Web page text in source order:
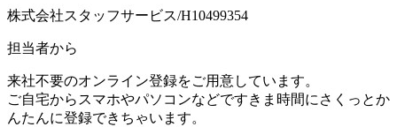
株式会社スタッフサービス/H10499354
担当者から
来社不要のオンライン登録をご用意しています。
ご自宅からスマホやパソコンなどですきま時間にさくっとか
んたんに登録できちゃいます。